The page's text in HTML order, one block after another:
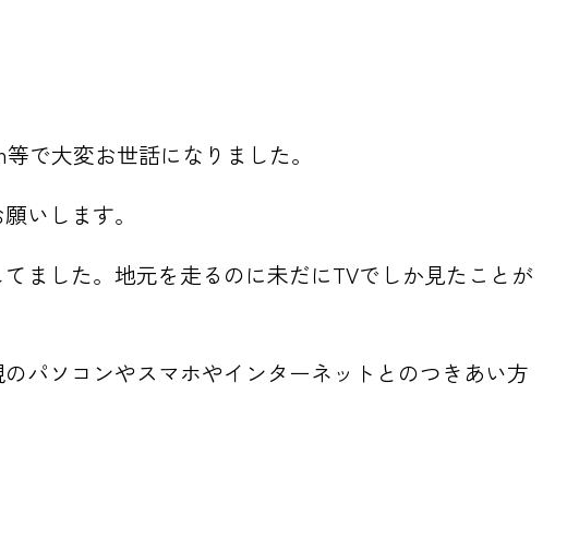
で大変お世話になりました。
いします。
ました。地元を走るのに未だにTVでしか見たことが
パソコンやスマホやインターネットとのつきあい方